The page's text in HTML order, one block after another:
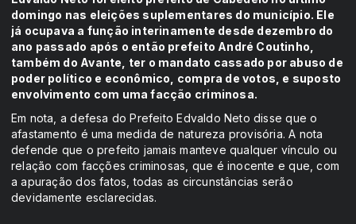
domingo nas eleições suplementares do município. Ele
já ocupava a função interinamente desde dezembro do
ano passado após o então prefeito André Coutinho,
também do Avante, ter o mandato cassado por abuso de
poder político e econômico, compra de votos, e suposto
envolvimento com uma facção criminosa.
Em nota, a defesa do Prefeito Edvaldo Neto disse que o
afastamento é uma medida de natureza provisória. A nota
defende que o prefeito jamais manteve qualquer vínculo ou
relação com facções criminosas, que é inocente e que, com
a apuração dos fatos, todas as circunstâncias serão
devidamente esclarecidas.